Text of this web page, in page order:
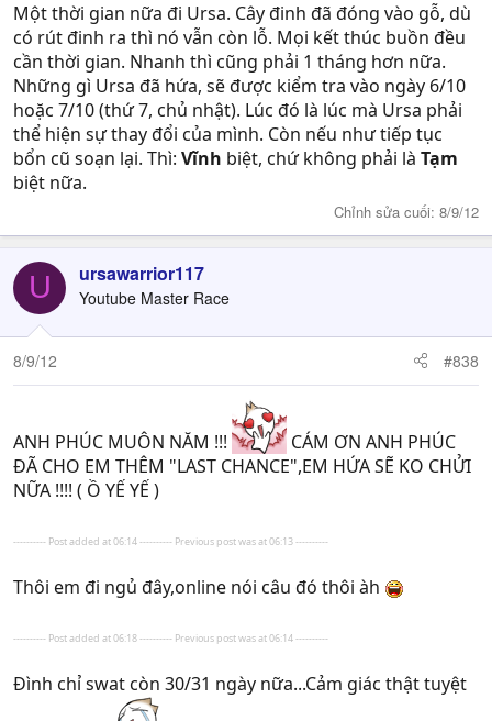
Không văng tục, chửi thề, gây sự với người trong team
lẫn ngoài team. Team không cần những người thiếu văn
minh. Vi phạm 1 lần cho mãi mãi... out team. T.T
Một thời gian nữa đi Ursa. Cây đinh đã đóng vào gỗ, dù
có rút đinh ra thì nó vẫn còn lỗ. Mọi kết thúc buồn đều
cần thời gian. Nhanh thì cũng phải 1 tháng hơn nữa.
Những gì Ursa đã hứa, sẽ được kiểm tra vào ngày 6/10
hoặc 7/10 (thứ 7, chủ nhật). Lúc đó là lúc mà Ursa phải
thể hiện sự thay đổi của mình. Còn nếu như tiếp tục
bổn cũ soạn lại. Thì: Vĩnh biệt, chứ không phải là Tạm
biệt nữa.
Chỉnh sửa cuối: 8/9/12
U ursawarrior117
Youtube Master Race
8/9/12 #838
ANH PHÚC MUÔN NĂM !!!
CÁM ƠN ANH PHÚC
ĐÃ CHO EM THÊM "LAST CHANCE",EM HỨA SẼ KO CHỬI
NỮA !!!! ( Ồ YẾ YẾ )
---------- Post added at 06:14 ---------- Previous post was at 06:13 ----------
Thôi em đi ngủ đây,online nói câu đó thôi àh
---------- Post added at 06:18 ---------- Previous post was at 06:14 ----------
Đình chỉ swat còn 30/31 ngày nữa...Cảm giác thật tuyệt